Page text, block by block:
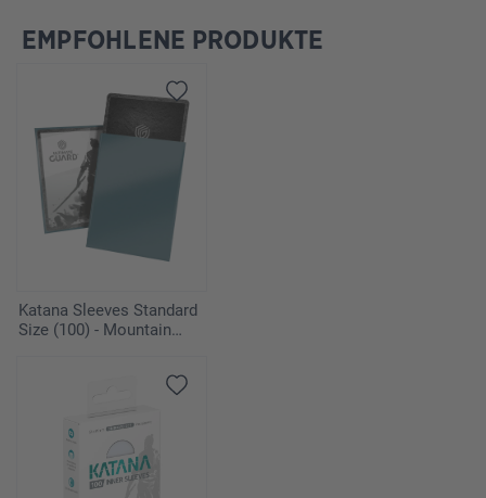
Produktgalerie überspringen
EMPFOHLENE PRODUKTE
Katana Sleeves Standard
Size (100) - Mountain